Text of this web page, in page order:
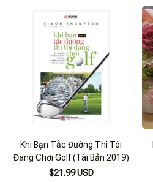
Khi Bạn Tắc Đường Thì Tôi
Đang Chơi Golf (Tái Bản 2019)
$21.99 USD